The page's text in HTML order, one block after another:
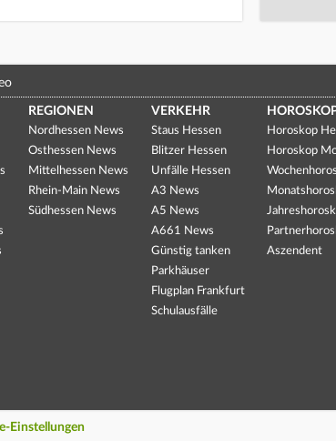
REGIONEN
Nordhessen News
Osthessen News
Mittelhessen News
Rhein-Main News
Südhessen News
VERKEHR
Staus Hessen
Blitzer Hessen
Unfälle Hessen
A3 News
A5 News
A661 News
Günstig tanken
Parkhäuser
Flugplan Frankfurt
Schulausfälle
Horoskop
Horoskop
Aszendent
Einstellungen